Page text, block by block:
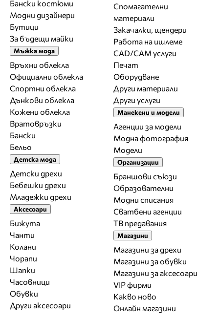
Бански костюми
Модни дизайнери
Бутици
За бъдещи майки
Мъжка мода
Връхни облекла
Официални облекла
Спортни облекла
Дънкови облекла
Кожени облекла
Вратовръзки
Бански
Бельо
Детска мода
Детски дрехи
Бебешки дрехи
Младежки дрехи
Аксесоари
Бижута
Чанти
Колани
Чорапи
Шапки
Часовници
Обувки
Други аксесоари
Спомагателни
материали
Закачалки, щендери
Работа на ишлеме
CAD/CAM услуги
Печат
Оборудване
Други материали
Други услуги
Манекени и модели
Агенции за модели
Модна фотография
Модели
Организации
Браншови съюзи
Образователни
Модни списания
Сватбени агенции
ТВ предавания
Магазини
Магазини за дрехи
Магазини за обувки
Магазини за aксесоари
VIP фирми
Какво ново
Онлайн магазини